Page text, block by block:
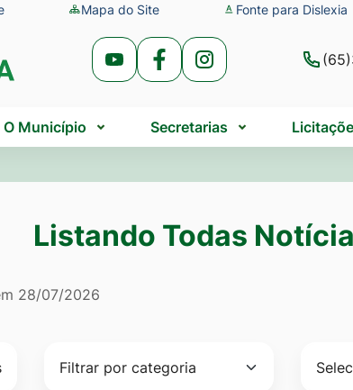
Mapa do Site Fonte para Dislexia
Acessar
Rede
Social
Youtube
Acessar
Rede
Social
Facebook
Acessar
Rede
Social
Instagram
O Município Secretarias
Listando Todas
Todas Notícias
28/07/2026